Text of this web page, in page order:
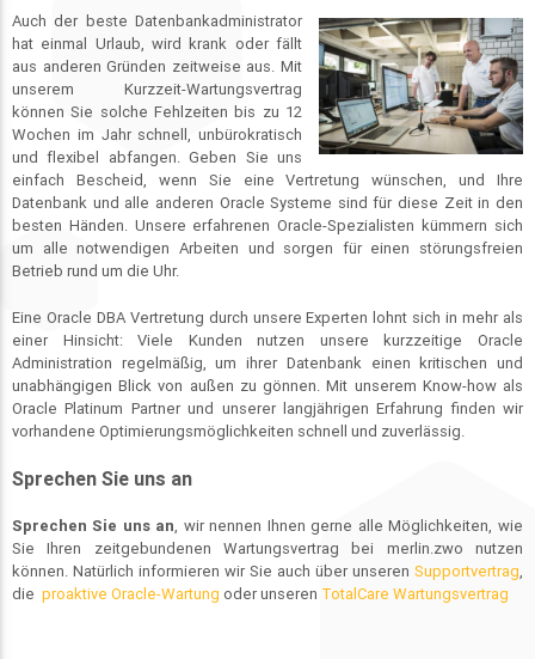
Auch der beste Datenbankadministrator
hat einmal Urlaub, wird krank oder fällt
aus anderen Gründen zeitweise aus. Mit
unserem Kurzzeit-Wartungsvertrag
können Sie solche Fehlzeiten bis zu 12
Wochen im Jahr schnell, unbürokratisch
und flexibel abfangen. Geben Sie uns
einfach Bescheid, wenn Sie eine Vertretung wünschen, und Ihre
Datenbank und alle anderen Oracle Systeme sind für diese Zeit in den
besten Händen. Unsere erfahrenen Oracle-Spezialisten kümmern sich
um alle notwendigen Arbeiten und sorgen für einen störungsfreien
Betrieb rund um die Uhr.
Eine Oracle DBA Vertretung durch unsere Experten lohnt sich in mehr als
einer Hinsicht: Viele Kunden nutzen unsere kurzzeitige Oracle
Administration regelmäßig, um ihrer Datenbank einen kritischen und
unabhängigen Blick von außen zu gönnen. Mit unserem Know-how als
Oracle Platinum Partner und unserer langjährigen Erfahrung finden wir
vorhandene Optimierungsmöglichkeiten schnell und zuverlässig.
Sprechen Sie uns an
Sprechen Sie uns an, wir nennen Ihnen gerne alle Möglichkeiten, wie
Sie Ihren zeitgebundenen Wartungsvertrag bei merlin.zwo nutzen
können. Natürlich informieren wir Sie auch über unseren Supportvertrag,
die proaktive Oracle-Wartung oder unseren TotalCare Wartungsvertrag